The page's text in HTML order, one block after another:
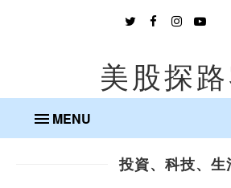
美股探
MENU
投資、科技、生